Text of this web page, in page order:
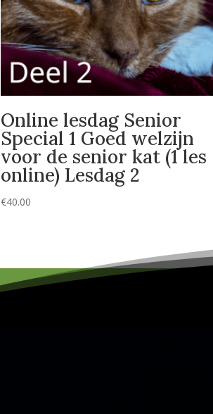
Online lesdag Senior
Special 1 Goed welzijn
voor de senior kat (1 les
online) Lesdag 2
€40.00